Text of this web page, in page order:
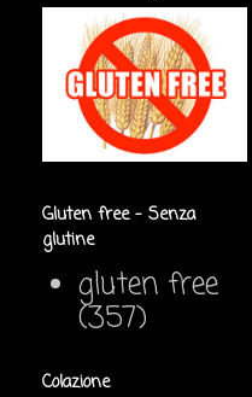
Gluten free - Senza
glutine
gluten free
(357)
Colazione